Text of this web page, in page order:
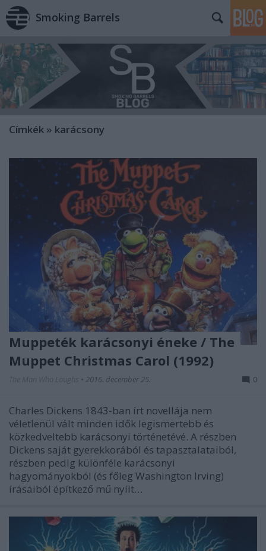
Smoking Barrels
Címkék » karácsony
Muppeték karácsonyi éneke / The
Muppet Christmas Carol (1992)
• 2016. december 25. 0
Charles Dickens 1843-ban írt novellája nem
véletlenül vált minden idők legismertebb és
közkedveltebb karácsonyi történetévé. A részben
Dickens saját gyerekkorából és tapasztalataiból,
részben pedig különféle karácsonyi
hagyományokból (és főleg Washington Irving)
írásaiból építkező mű nyílt…